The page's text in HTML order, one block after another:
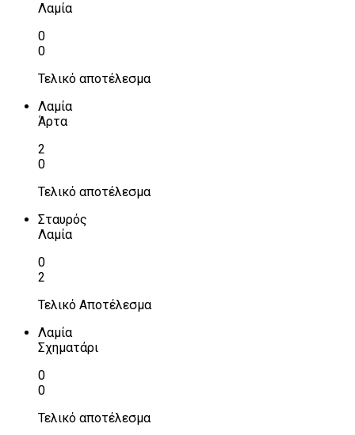
Λαμία
0
0
Τελικό αποτέλεσμα
Λαμία
Άρτα
2
0
Τελικό αποτέλεσμα
Σταυρός
Λαμία
0
2
Τελικό Αποτέλεσμα
Λαμία
Σχηματάρι
0
0
Τελικό αποτέλεσμα